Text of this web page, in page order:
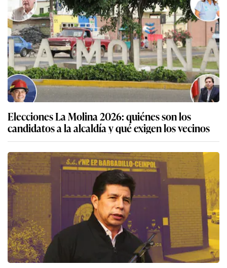
Elecciones La Molina 2026: quiénes son los
candidatos a la alcaldía y qué exigen los vecinos